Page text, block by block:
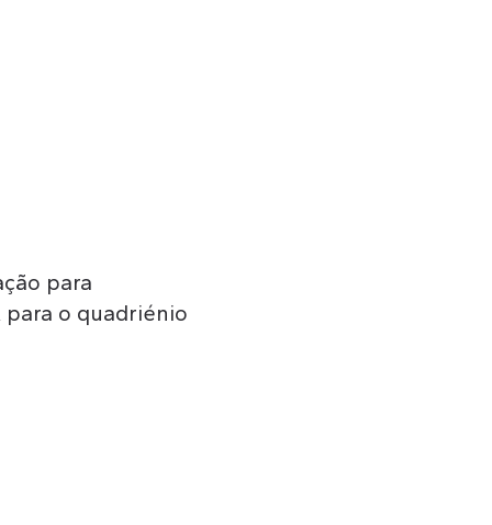
para
para o quadriénio